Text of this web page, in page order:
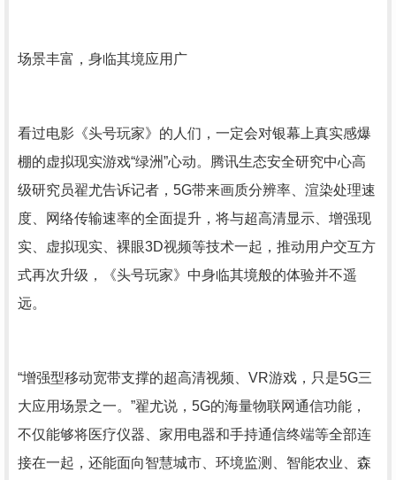
场景丰富，身临其境应用广
看过电影《头号玩家》的人们，一定会对银幕上真实感爆
棚的虚拟现实游戏“绿洲”心动。腾讯生态安全研究中心高
级研究员翟尤告诉记者，5G带来画质分辨率、渲染处理速
度、网络传输速率的全面提升，将与超高清显示、增强现
实、虚拟现实、裸眼3D视频等技术一起，推动用户交互方
式再次升级，《头号玩家》中身临其境般的体验并不遥
远。
“增强型移动宽带支撑的超高清视频、VR游戏，只是5G三
大应用场景之一。”翟尤说，5G的海量物联网通信功能，
不仅能够将医疗仪器、家用电器和手持通信终端等全部连
接在一起，还能面向智慧城市、环境监测、智能农业、森